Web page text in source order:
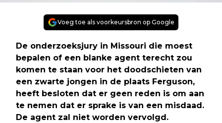
Voeg toe als voorkeursbron op Google
De onderzoeksjury in Missouri die moest
bepalen of een blanke agent terecht zou
komen te staan voor het doodschieten van
een zwarte jongen in de plaats Ferguson,
heeft besloten dat er geen reden is om aan
te nemen dat er sprake is van een misdaad.
De agent zal niet worden vervolgd.